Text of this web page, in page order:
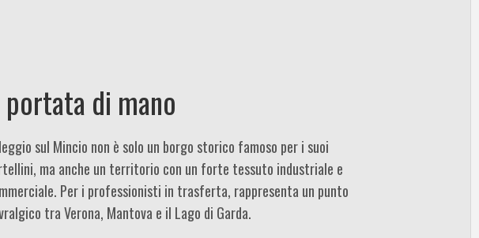
di mano
sul Mincio non è solo un borgo storico famoso per i suoi
ma anche un territorio con un forte tessuto industriale e
Per i professionisti in trasferta, rappresenta un punto
tra Verona, Mantova e il Lago di Garda.